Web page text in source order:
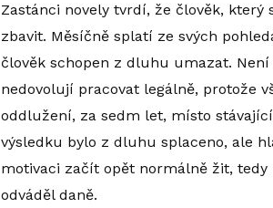
Zastánci novely tvrdí, že člověk,
zbavit. Měsíčně splatí ze svých
člověk schopen z dluhu umazat.
nedovolují pracovat legálně, protože
oddlužení, za sedm let, místo
výsledku bylo z dluhu splaceno, ale
motivaci začít opět normálně žit, tedy
odváděl daně.